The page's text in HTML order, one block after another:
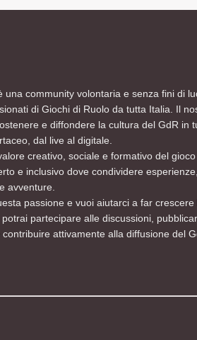
una community volontaria e senza fini di
di Giochi di Ruolo da tutta Italia. Il
e diffondere la cultura del GdR in
dal live al digitale.
creativo, sociale e formativo del
e inclusivo dove condividere
avventure.
passione e vuoi aiutarci a far
partecipare alle discussioni,
attivamente alla diffusione del